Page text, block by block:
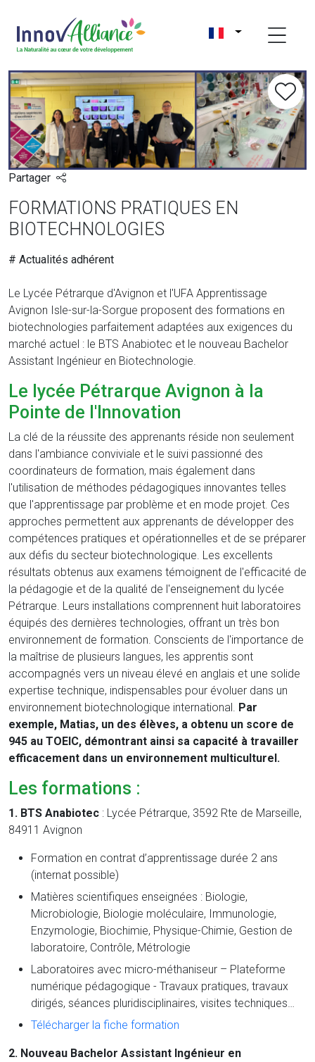
Partager
FORMATIONS PRATIQUES EN
BIOTECHNOLOGIES
# Actualités adhérent
Le Lycée Pétrarque d'Avignon et l'UFA Apprentissage
Avignon Isle-sur-la-Sorgue proposent des formations en
biotechnologies parfaitement adaptées aux exigences du
marché actuel : le BTS Anabiotec et le nouveau Bachelor
Assistant Ingénieur en Biotechnologie.
Le lycée Pétrarque Avignon à la
Pointe de l'Innovation
La clé de la réussite des apprenants réside non seulement
dans l'ambiance conviviale et le suivi passionné des
coordinateurs de formation, mais également dans
l'utilisation de méthodes pédagogiques innovantes telles
que l'apprentissage par problème et en mode projet. Ces
approches permettent aux apprenants de développer des
compétences pratiques et opérationnelles et de se préparer
aux défis du secteur biotechnologique. Les excellents
résultats obtenus aux examens témoignent de l'efficacité de
la pédagogie et de la qualité de l'enseignement du lycée
Pétrarque. Leurs installations comprennent huit laboratoires
équipés des dernières technologies, offrant un très bon
environnement de formation. Conscients de l'importance de
la maîtrise de plusieurs langues, les apprentis sont
accompagnés vers un niveau élevé en anglais et une solide
expertise technique, indispensables pour évoluer dans un
environnement biotechnologique international. Par
exemple, Matias, un des élèves, a obtenu un score de
945 au TOEIC, démontrant ainsi sa capacité à travailler
efficacement dans un environnement multiculturel.
Les formations :
1. BTS Anabiotec : Lycée Pétrarque, 3592 Rte de Marseille,
84911 Avignon
Formation en contrat d’apprentissage durée 2 ans
(internat possible)
Matières scientifiques enseignées : Biologie,
Microbiologie, Biologie moléculaire, Immunologie,
Enzymologie, Biochimie, Physique-Chimie, Gestion de
laboratoire, Contrôle, Métrologie
Laboratoires avec micro-méthaniseur – Plateforme
numérique pédagogique - Travaux pratiques, travaux
dirigés, séances pluridisciplinaires, visites techniques…
Télécharger la fiche formation
2. Nouveau Bachelor Assistant Ingénieur en